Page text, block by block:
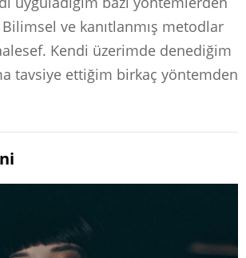
ve kanıtlanmış metodlar
Kendi üzerimde denediğim
tavsiye ettiğim birkaç yöntemden